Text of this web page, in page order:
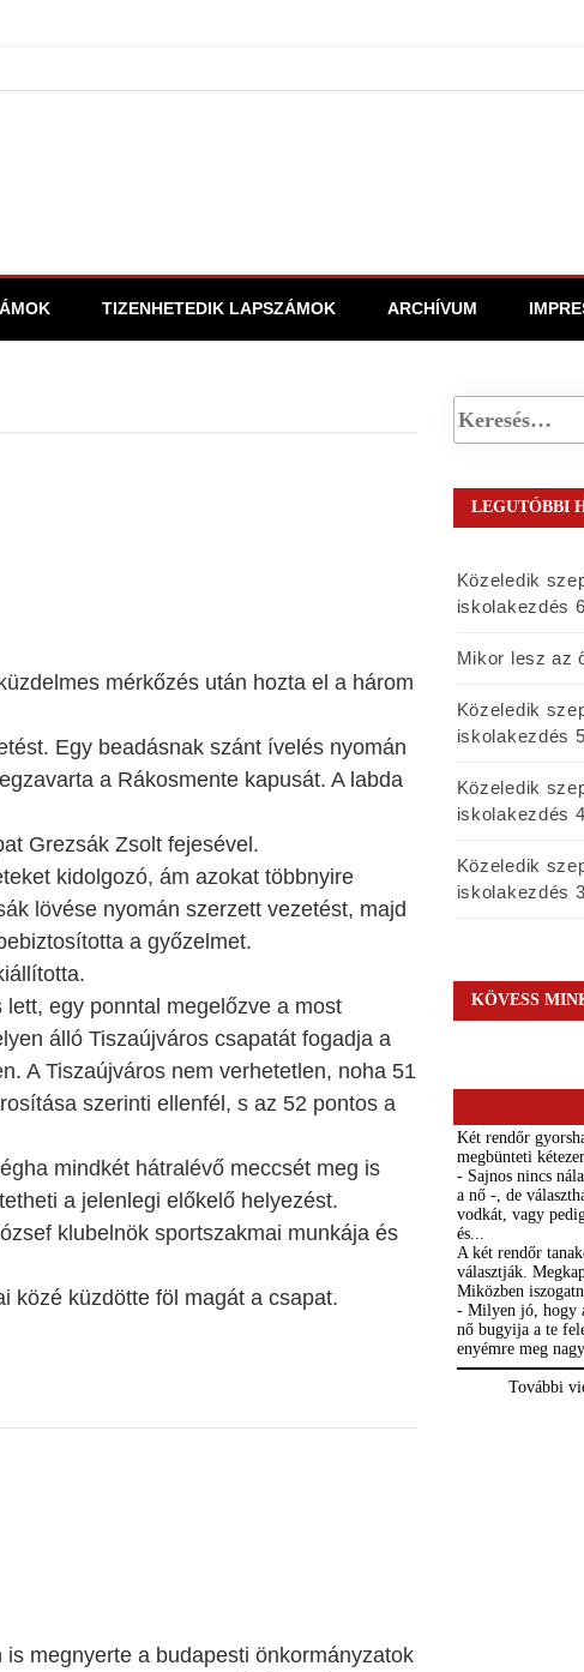
TIZENHETEDIK LAPSZÁMOK ARCHÍVUM
mérkőzés után hozta el a három
Egy beadásnak szánt ívelés nyomán
a Rákosmente kapusát. A labda
Grezsák Zsolt fejesével.
kidolgozó, ám azokat többnyire
lövése nyomán szerzett vezetést, majd
a győzelmet.
egy ponntal megelőzve a most
álló Tiszaújváros csapatát fogadja a
A Tiszaújváros nem verhetetlen, noha 51
szerinti ellenfél, s az 52 pontos a
mindkét hátralévő meccsét meg is
a jelenlegi előkelő helyezést.
klubelnök sportszakmai munkája és
közé küzdötte föl magát a csapat.
megnyerte a budapesti önkormányzatok
LEGUTÓBBI
Közeledik
iskolakezdés
Mikor lesz az
Közeledik
iskolakezdés
Közeledik
iskolakezdés
Közeledik
iskolakezdés
KÖVESS